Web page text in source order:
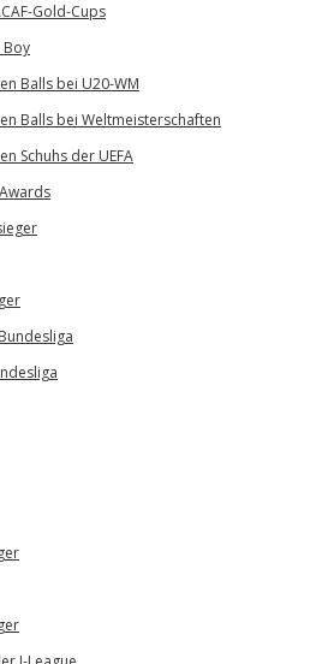
Gold-Cups
Boy
Balls bei U20-WM
Balls bei Weltmeisterschaften
Schuhs der UEFA